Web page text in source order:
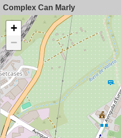
Complex Can Marly
+
−